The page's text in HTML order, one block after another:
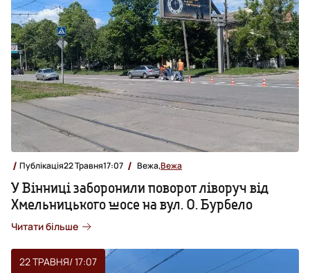
Публікація22 Травня17:07 Вежа,Вежа
У Вінниці заборонили поворот ліворуч від
Хмельницького шосе на вул. О. Бурбело
Читати більше
22 ТРАВНЯ/ 17:07